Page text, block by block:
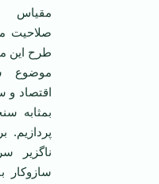
مقیاس
صلاحیت
طرح این
موضوع
اقتصاد و
بمثابه
پردازیم.
ناگزیر
سازوکار